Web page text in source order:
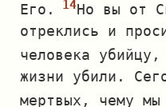
Его.
Но вы от
отреклись и
человека убийцу,
жизни убили.
мертвых, чему мы